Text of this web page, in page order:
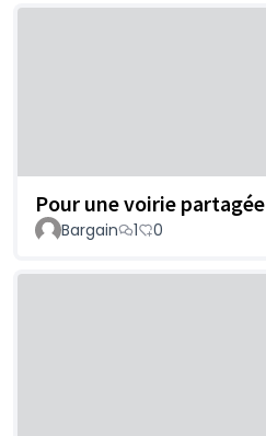
Pour une voirie partagée
Bargain 1 0